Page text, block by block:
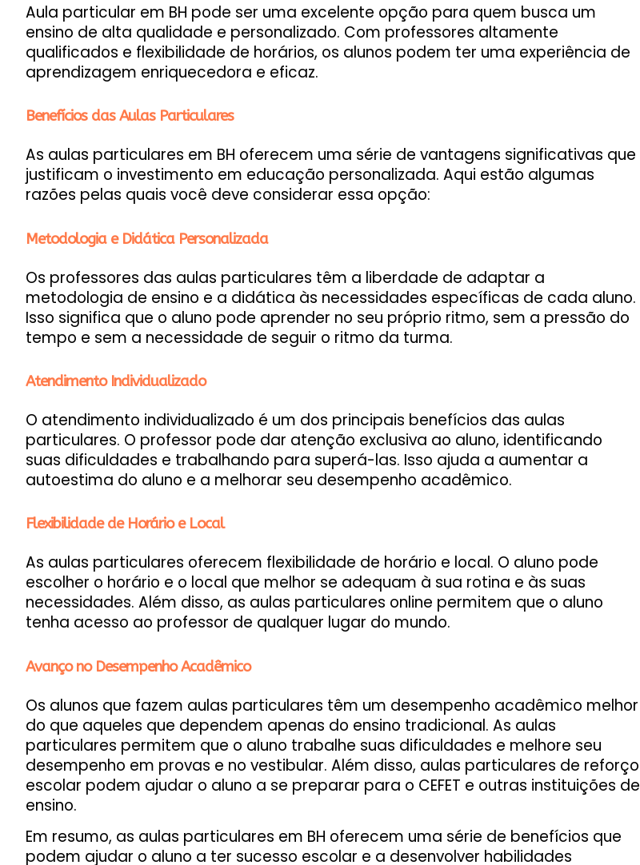
Aula particular em BH pode ser uma excelente opção para quem busca um
ensino de alta qualidade e personalizado. Com professores altamente
qualificados e flexibilidade de horários, os alunos podem ter uma experiência de
aprendizagem enriquecedora e eficaz.
Benefícios das Aulas Particulares
As aulas particulares em BH oferecem uma série de vantagens significativas que
justificam o investimento em educação personalizada. Aqui estão algumas
razões pelas quais você deve considerar essa opção:
Metodologia e Didática Personalizada
Os professores das aulas particulares têm a liberdade de adaptar a
metodologia de ensino e a didática às necessidades específicas de cada aluno.
Isso significa que o aluno pode aprender no seu próprio ritmo, sem a pressão do
tempo e sem a necessidade de seguir o ritmo da turma.
Atendimento Individualizado
O atendimento individualizado é um dos principais benefícios das aulas
particulares. O professor pode dar atenção exclusiva ao aluno, identificando
suas dificuldades e trabalhando para superá-las. Isso ajuda a aumentar a
autoestima do aluno e a melhorar seu desempenho acadêmico.
Flexibilidade de Horário e Local
As aulas particulares oferecem flexibilidade de horário e local. O aluno pode
escolher o horário e o local que melhor se adequam à sua rotina e às suas
necessidades. Além disso, as aulas particulares online permitem que o aluno
tenha acesso ao professor de qualquer lugar do mundo.
Avanço no Desempenho Acadêmico
Os alunos que fazem aulas particulares têm um desempenho acadêmico melhor
do que aqueles que dependem apenas do ensino tradicional. As aulas
particulares permitem que o aluno trabalhe suas dificuldades e melhore seu
desempenho em provas e no vestibular. Além disso, aulas particulares de reforço
escolar podem ajudar o aluno a se preparar para o CEFET e outras instituições de
ensino.
Em resumo, as aulas particulares em BH oferecem uma série de benefícios que
podem ajudar o aluno a ter sucesso escolar e a desenvolver habilidades